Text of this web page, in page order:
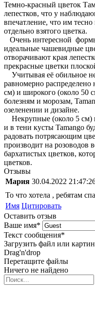
Темно-красный цветок
лепестков, что у
впечатление, что им
отдельно взятого цветка.
Очень интересной
идеальные чашевидные
отворачивают края
прекрасные цветки
Учитывая её обильное
равномерно распределено
см) и широкого (около 50
болезням и морозам,
озеленении и дизайне.
Некрупные (около 5 см)
и в тени кусты Tamango
радовать потрясающим
производит на розоводов
бархатистых цветков,
цветков.
Отзывы
Мария 30.04.2022
То что хотела , ребятам
Имя Цитировать
Оставить отзыв
Ваше имя*
Текст сообщения*
Загрузить файл или
Drag'n'drop
Перетащите файлы
Ничего не найдено